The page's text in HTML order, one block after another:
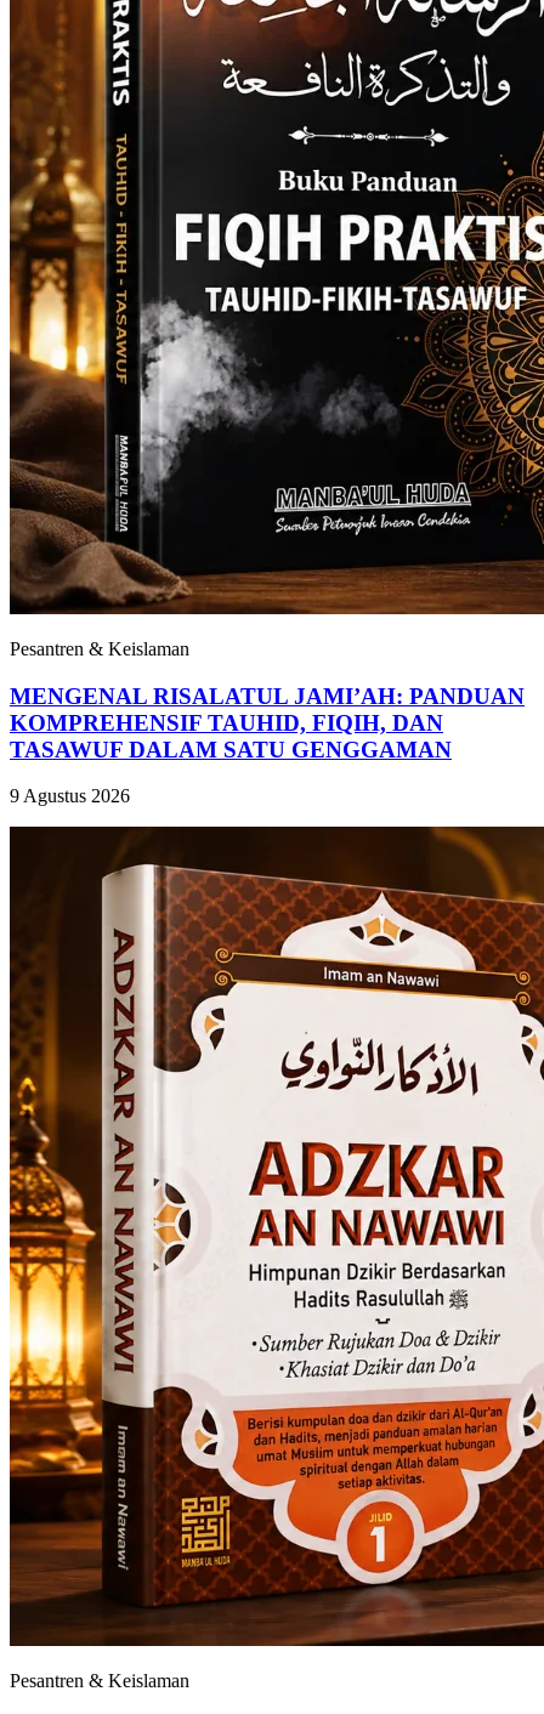
Pesantren & Keislaman
MENGENAL RISALATUL JAMI’AH: PANDUAN
KOMPREHENSIF TAUHID, FIQIH, DAN
TASAWUF DALAM SATU GENGGAMAN
9 Agustus 2026
Pesantren & Keislaman